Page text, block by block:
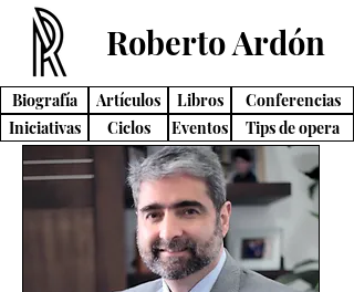
Iniciativas Ciclos Eventos Tips de opera
Roberto Ardón
Biografía Artículos Libros Conferencias